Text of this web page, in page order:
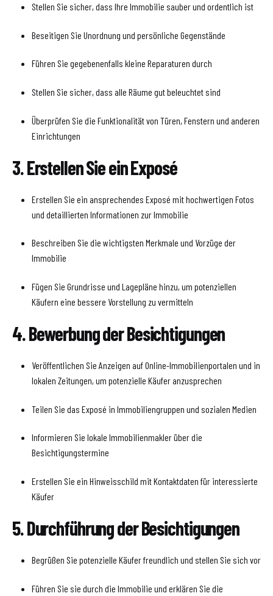
Stellen Sie sicher, dass Ihre Immobilie sauber und ordentlich ist
Beseitigen Sie Unordnung und persönliche Gegenstände
Führen Sie gegebenenfalls kleine Reparaturen durch
Stellen Sie sicher, dass alle Räume gut beleuchtet sind
Überprüfen Sie die Funktionalität von Türen, Fenstern und anderen
Einrichtungen
3. Erstellen Sie ein Exposé
Erstellen Sie ein ansprechendes Exposé mit hochwertigen Fotos
und detaillierten Informationen zur Immobilie
Beschreiben Sie die wichtigsten Merkmale und Vorzüge der
Immobilie
Fügen Sie Grundrisse und Lagepläne hinzu, um potenziellen
Käufern eine bessere Vorstellung zu vermitteln
4. Bewerbung der Besichtigungen
Veröffentlichen Sie Anzeigen auf Online-Immobilienportalen und in
lokalen Zeitungen, um potenzielle Käufer anzusprechen
Teilen Sie das Exposé in Immobiliengruppen und sozialen Medien
Informieren Sie lokale Immobilienmakler über die
Besichtigungstermine
Erstellen Sie ein Hinweisschild mit Kontaktdaten für interessierte
Käufer
5. Durchführung der Besichtigungen
Begrüßen Sie potenzielle Käufer freundlich und stellen Sie sich vor
Führen Sie sie durch die Immobilie und erklären Sie die